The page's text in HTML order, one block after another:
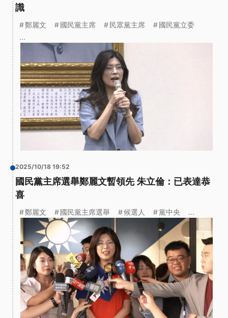
識
鄭麗文 國民黨主席 民眾黨主席
國民黨立委
...
2025/10/18 19:52
國民黨主席選舉鄭麗文暫領先 朱立倫：已表達恭
喜
鄭麗文 國民黨主席選舉 候選人 黨中央 ...